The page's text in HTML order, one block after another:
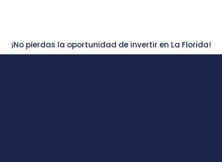
¡No pierdas la oportunidad de invertir en La Florida!